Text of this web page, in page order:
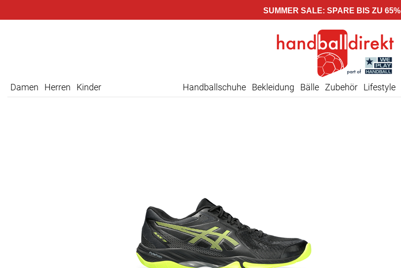
SUMMER SALE: SPARE BIS ZU 65%
Damen Herren Kinder Handballschuhe Bekleidung Bälle Zubehör Lifestyle